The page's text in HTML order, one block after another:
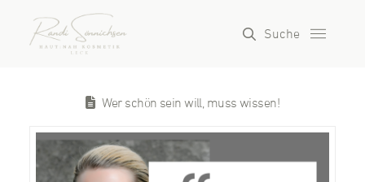
Suche
Wer schön sein will, muss wissen!